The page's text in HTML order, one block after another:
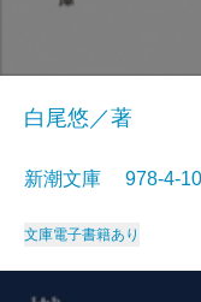
白尾悠／著
新潮文庫 978-4-
文庫電子書籍あり